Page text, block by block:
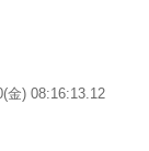
金) 08:16:13.12